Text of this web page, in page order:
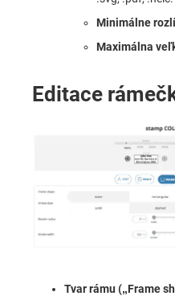
Minimálne
Maximálna
Editace
Tvar rámu („Frame